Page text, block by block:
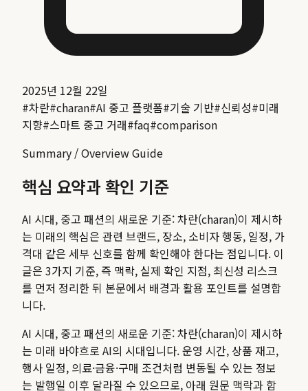
2025년 12월 22일
#차란#charan#AI 중고 플랫폼#기술 기반#신뢰성#미래
지향#스마트 중고 거래#faq#comparison
Summary / Overview Guide
핵심 요약과 확인 기준
AI 시대, 중고 패션의 새로운 기준: 차란(charan)이 제시하
는 미래의 핵심은 관련 브랜드, 장소, 소비자 행동, 일정, 가
격대 같은 세부 신호를 함께 확인해야 한다는 점입니다. 이
글은 3가지 기준, 즉 맥락, 실제 확인 지점, 최신성 리스크
를 먼저 정리한 뒤 본문에서 배경과 활용 포인트를 설명합
니다.
AI 시대, 중고 패션의 새로운 기준: 차란(charan)이 제시하
는 미래 바야흐로 AI의 시대입니다.운영 시간, 상품 재고,
행사 일정, 의료·금융·구매 조건처럼 변동될 수 있는 정보
는 발행일 이후 달라질 수 있으므로, 아래 원문 맥락과 함